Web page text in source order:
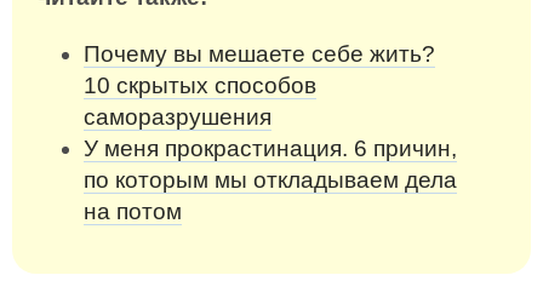
Почему вы мешаете себе жить?
10 скрытых способов
саморазрушения
У меня прокрастинация. 6 причин,
по которым мы откладываем дела
на потом